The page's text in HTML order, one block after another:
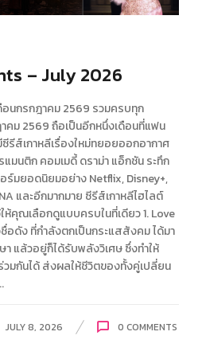
– July 2026
อนกรกฎาคม 2569 รวมครบทุก
คม 2569 ถือเป็นอีกหนึ่งเดือนที่แฟน
รีส์เกาหลีเรื่องใหม่ทยอยออกอากาศ
มนติก คอมเมดี้ ดราม่า แอ็กชัน ระทึก
มยอดนิยมอย่าง Netflix, Disney+,
และอีกมากมาย ซีรีส์เกาหลีไฮไลต์
ห้คุณเลือกดูแบบครบในที่เดียว 1. Love
อดัง ที่กำลังตกเป็นกระแสสังคม ได้มา
แล้วอยู่ก็ได้รับพลังวิเศษ ซึ่งทำให้
มกันได้ ส่งผลให้ชีวิตของทั้งคู่เปลี่ยน
JULY 8, 2026 0 COMMENTS